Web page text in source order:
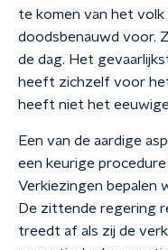
te komen van het volk
doodsbenauwd voor.
de dag. Het
heeft zichzelf voor
heeft niet het
Een van de aardige
een keurige
Verkiezingen bepalen
De zittende regering
treedt af als zij de